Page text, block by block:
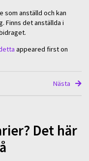
som anställd och kan
Finns det anställda i
appeared first on
Nästa
Det här